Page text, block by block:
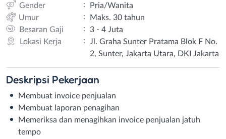
Gender
:
Pria/Wanita
Umur
:
Maks. 30 tahun
Besaran Gaji
:
3 - 4 Juta
Lokasi Kerja
:
Jl. Graha Sunter Pratama Blok F No.
2, Sunter, Jakarta Utara, DKI Jakarta
Deskripsi Pekerjaan
Membuat invoice penjualan
Membuat laporan penagihan
Memeriksa dan menagihkan invoice penjualan jatuh
tempo